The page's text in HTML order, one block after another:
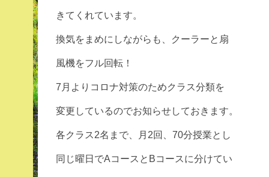
きてくれています。
換気をまめにしながらも、クーラーと扇
風機をフル回転！
7月よりコロナ対策のためクラス分類を
変更しているのでお知らせしておきます。
各クラス2名まで、月2回、70分授業とし
同じ曜日でAコースとBコースに分けてい